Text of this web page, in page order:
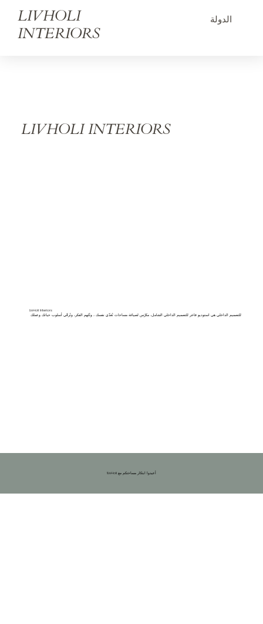
LIVHOLI INTERIORS
LivHoli Interiors
للتصميم الداخلي هي استوديو فاخر للتصميم الداخلي الشامل، مكرّس لصياغة مساحات تُغذّي نفسك ، وتُلهم الفكر، وتُرقّي أسلوب حياتك وعملك
!LivHoli أعيدوا ابتكار مساحتكم مع
LIVHOLI
INTERIORS
الدولة